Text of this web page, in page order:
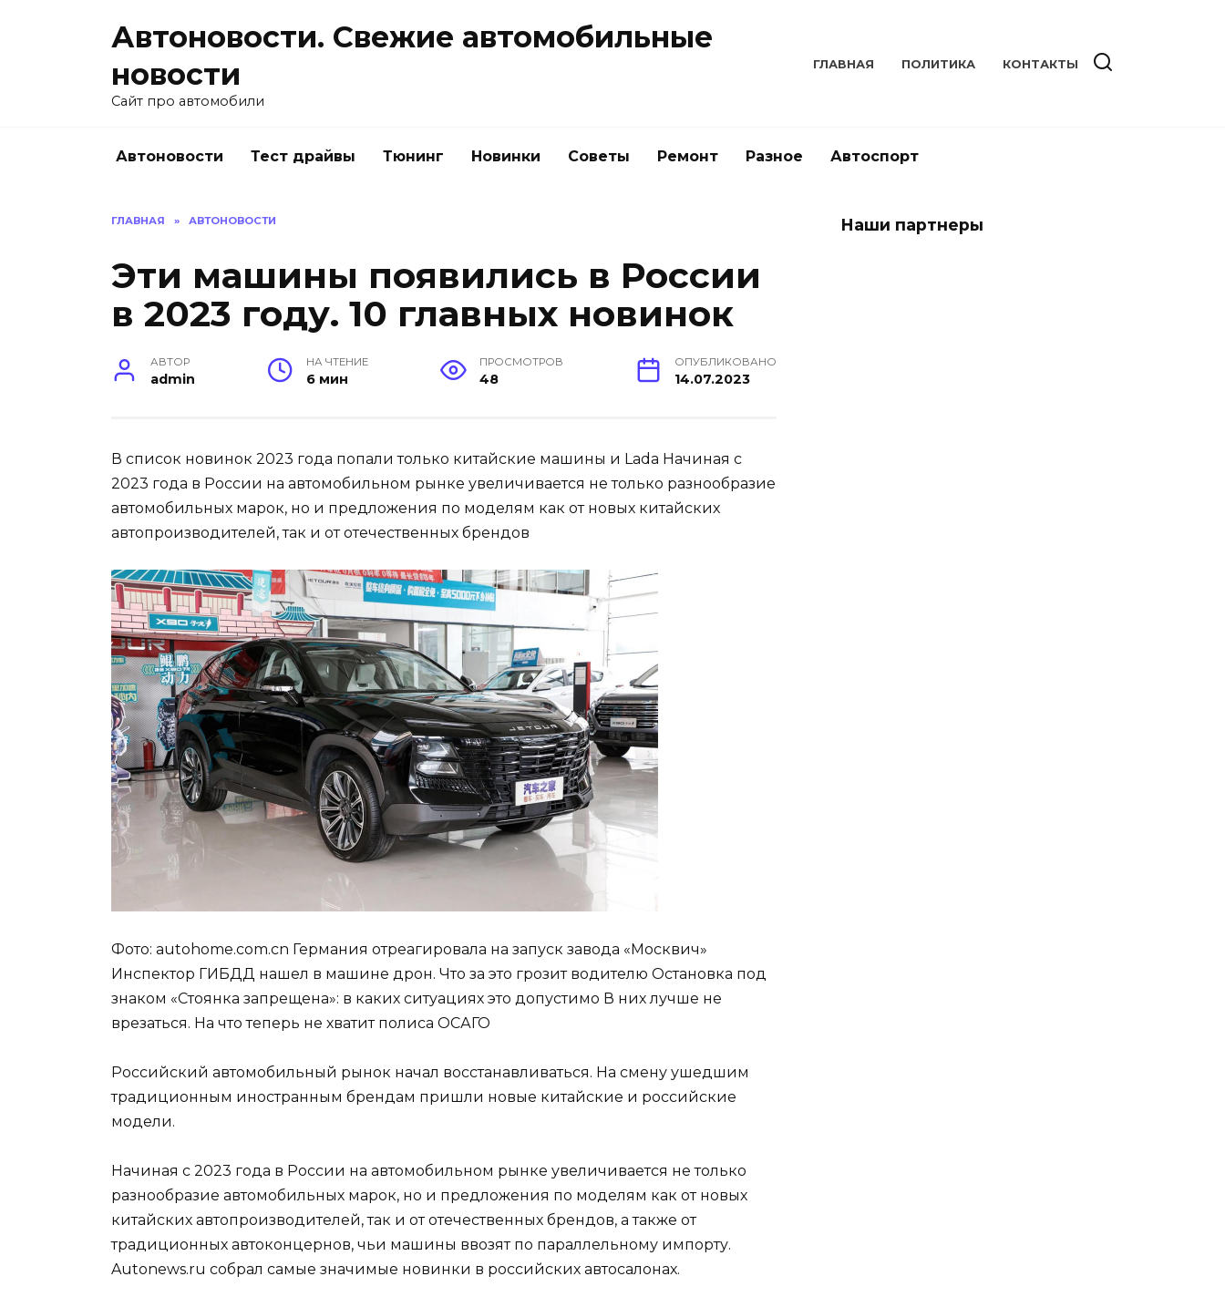
Автоновости. Свежие автомобильные
новости
Сайт про автомобили
ГЛАВНАЯ ПОЛИТИКА КОНТАКТЫ
Автоновости Тест драйвы Тюнинг Новинки Советы Ремонт Разное Автоспорт
ГЛАВНАЯ » АВТОНОВОСТИ
Эти машины появились в России
в 2023 году. 10 главных новинок
АВТОР
admin
НА ЧТЕНИЕ
6 мин
ПРОСМОТРОВ
48
ОПУБЛИКОВАНО
14.07.2023
В список новинок 2023 года попали только китайские машины и Lada Начиная с
2023 года в России на автомобильном рынке увеличивается не только разнообразие
автомобильных марок, но и предложения по моделям как от новых китайских
автопроизводителей, так и от отечественных брендов
Фото: autohome.com.cn Германия отреагировала на запуск завода «Москвич»
Инспектор ГИБДД нашел в машине дрон. Что за это грозит водителю Остановка под
знаком «Стоянка запрещена»: в каких ситуациях это допустимо В них лучше не
врезаться. На что теперь не хватит полиса ОСАГО
Российский автомобильный рынок начал восстанавливаться. На смену ушедшим
традиционным иностранным брендам пришли новые китайские и российские
модели.
Начиная с 2023 года в России на автомобильном рынке увеличивается не только
разнообразие автомобильных марок, но и предложения по моделям как от новых
китайских автопроизводителей, так и от отечественных брендов, а также от
традиционных автоконцернов, чьи машины ввозят по параллельному импорту.
Autonews.ru собрал самые значимые новинки в российских автосалонах.
Наши партнеры